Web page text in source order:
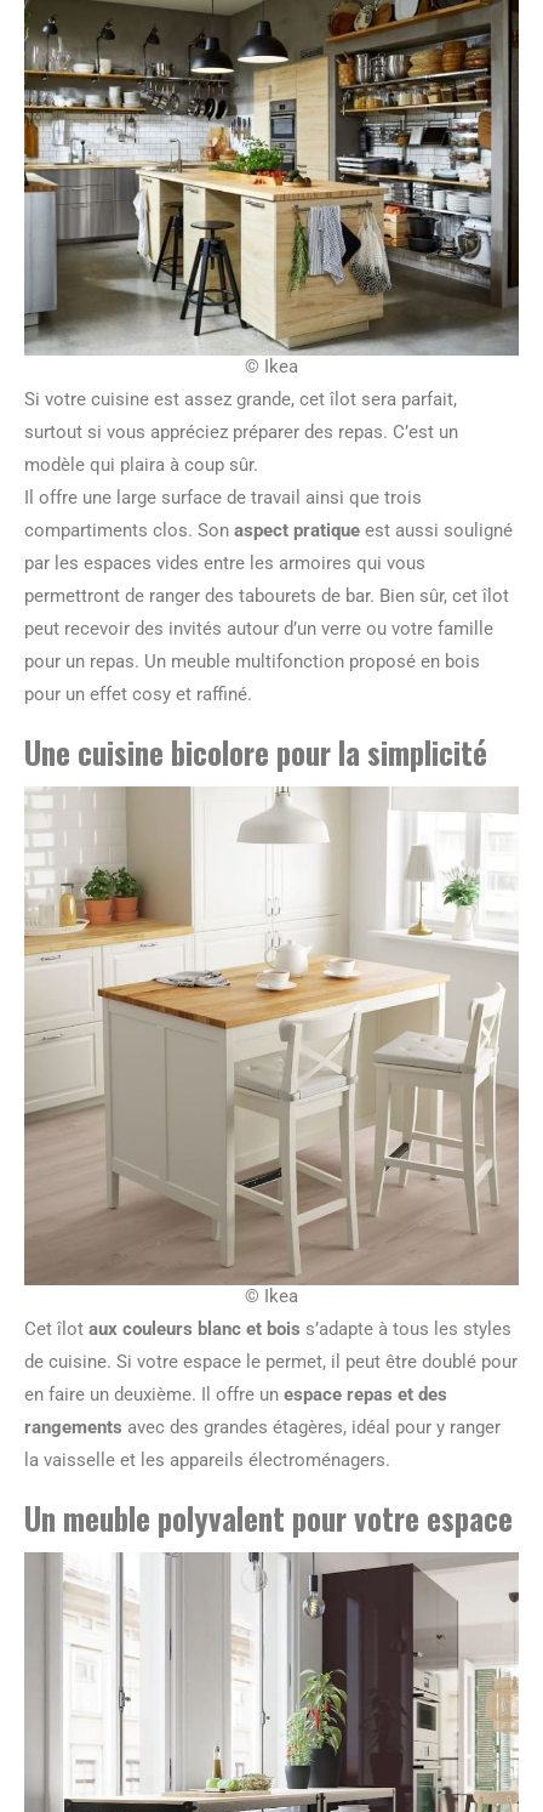
© Ikea
Si votre cuisine est assez grande, cet îlot sera parfait,
surtout si vous appréciez préparer des repas. C’est un
modèle qui plaira à coup sûr.
Il offre une large surface de travail ainsi que trois
compartiments clos. Son aspect pratique est aussi souligné
par les espaces vides entre les armoires qui vous
permettront de ranger des tabourets de bar. Bien sûr, cet îlot
peut recevoir des invités autour d’un verre ou votre famille
pour un repas. Un meuble multifonction proposé en bois
pour un effet cosy et raffiné.
Une cuisine bicolore pour la simplicité
© Ikea
Cet îlot aux couleurs blanc et bois s’adapte à tous les styles
de cuisine. Si votre espace le permet, il peut être doublé pour
en faire un deuxième. Il offre un espace repas et des
rangements avec des grandes étagères, idéal pour y ranger
la vaisselle et les appareils électroménagers.
Un meuble polyvalent pour votre espace